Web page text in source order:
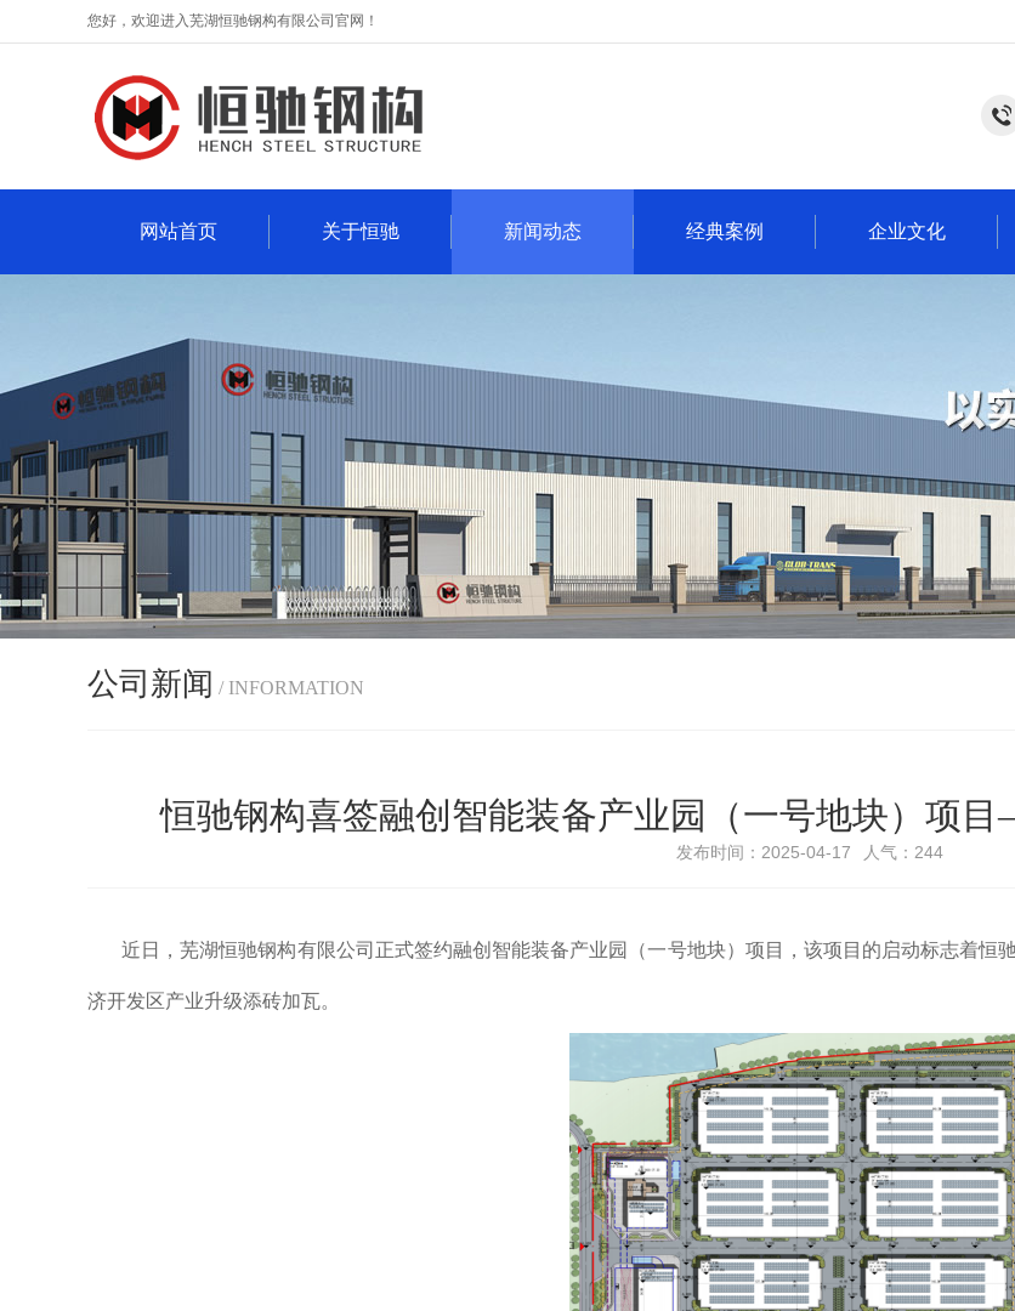
您好，欢迎进入芜湖恒驰钢构有限公司官网！
网站首页 关于恒驰 新闻动态 经典案例 企业文化
公司新闻 / INFORMATION
恒驰钢构喜签融创智能装备产业园（一号地块）项
发布时间：2025-04-17 人气： 244
近日，芜湖恒驰钢构有限公司正式签约融创智能装备产业园（一号地块）项目，该项目的启动标志着
济开发区产业升级添砖加瓦。